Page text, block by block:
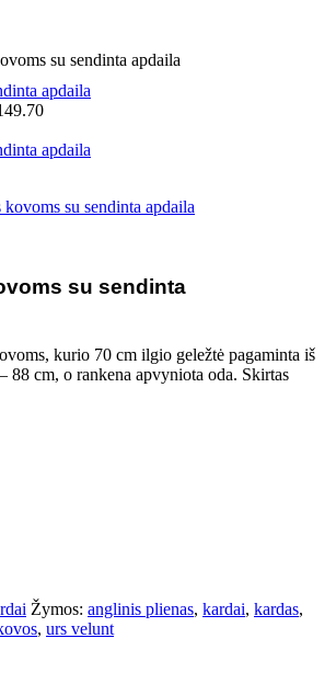
su sendinta apdaila
su sendinta
kurio 70 cm ilgio geležtė pagaminta iš
cm, o rankena apvyniota oda. Skirtas
Žymos: anglinis plienas, kardai, kardas,
, urs velunt